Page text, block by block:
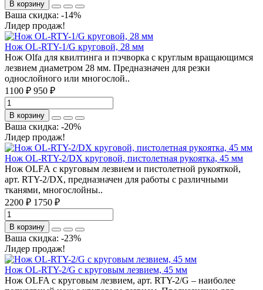
В корзину
Ваша скидка: -14%
Лидер продаж!
Нож OL-RTY-1/G круговой, 28 мм
Нож Olfa для квилтинга и пэчворка с круглым вращающимся
лезвием диаметром 28 мм. Предназначен для резки
однослойного или многослой..
1100 ₽ 950 ₽
В корзину
Ваша скидка: -20%
Лидер продаж!
Нож OL-RTY-2/DX круговой, пистолетная рукоятка, 45 мм
Нож OLFА c круговым лезвием и пистолетной рукояткой,
арт. RTY-2/DX, предназначен для работы с различными
тканями, многослойны..
2200 ₽ 1750 ₽
В корзину
Ваша скидка: -23%
Лидер продаж!
Нож OL-RTY-2/G с круговым лезвием, 45 мм
Нож OLFA c круговым лезвием, арт. RTY-2/G – наиболее